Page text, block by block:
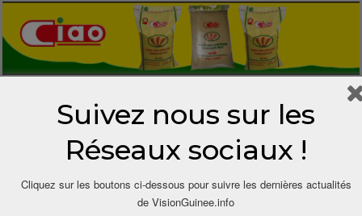
1 COMMENTAIRE
10 ans depuis
heee faya milimono , tu ne represente rien sur la scene
politique guineenne , ton role, c est de te rendre dans les
Suivez nous sur les
Réseaux sociaux !
Cliquez sur les boutons ci-dessous pour suivre les dernières actualités
de VisionGuinee.info